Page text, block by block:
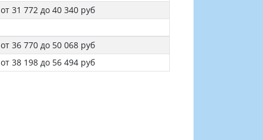
от 31 772 до 40 340 руб
от 36 770 до 50 068 руб
от 38 198 до 56 494 руб